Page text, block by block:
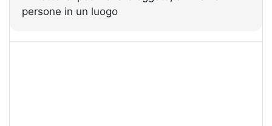
persone in un luogo